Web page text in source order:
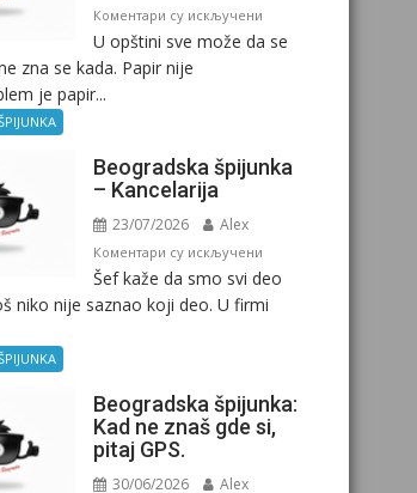
Коментари су искљученина
Beogradska
U opštini sve može da se
zna se kada. Papir nije
je papir...
Beogradska špijunka
– Kancelarija
23/07/2026 Alex
Коментари су искљученина
Beogradska
špijunka
Šef kaže da smo svi deo
niko nije saznao koji deo. U firmi
Beogradska špijunka:
Kad ne znaš gde si,
pitaj GPS.
30/06/2026 Alex